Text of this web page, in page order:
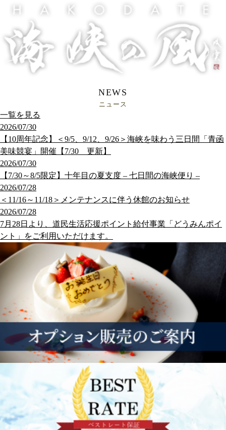
NEWS
ニュース
一覧を見る
2026/07/30
【10周年記念】＜9/5、9/12、9/26＞海峡を味わう三日間「青函
美味競宴」開催【7/30 更新】
2026/07/30
【7/30～8/5限定】十年目の夏支度 – 七日間の海峡便り –
2026/07/28
＜11/16～11/18＞メンテナンスに伴う休館のお知らせ
2026/07/28
7月28日より、道民生活応援ポイント給付事業「どうみんポイ
ント」をご利用いただけます。